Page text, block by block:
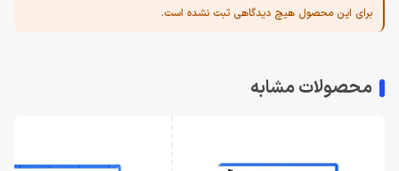
برای این محصول هیچ دیدگاهی ثبت نشده است.
محصولات مشابه